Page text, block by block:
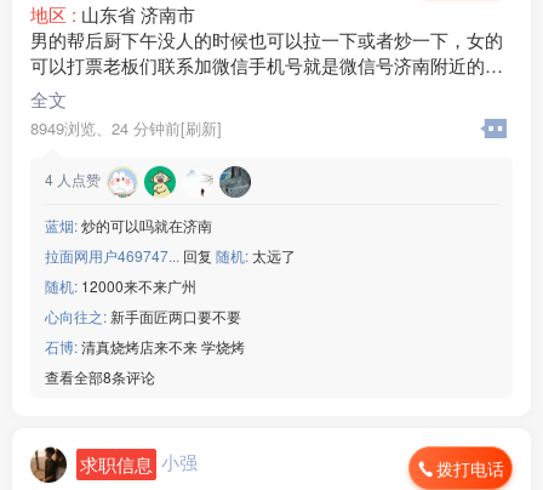
地区 : 山东省 济南市
男的帮后厨下午没人的时候也可以拉一下或者炒一下，女的
可以打票老板们联系加微信手机号就是微信号济南附近的优
先，微信号
StarWithU520
全文
8949浏览、 24 分钟前[刷新]
4 人点赞
蓝烟:炒的可以吗就在济南
拉面网用户469747... 回复 随机:太远了
随机: 12000来不来广州
心向往之:新手面匠两口要不要
石博:清真烧烤店来不来 学烧烤
查看全部8条评论
求职信息 小强 拨打电话